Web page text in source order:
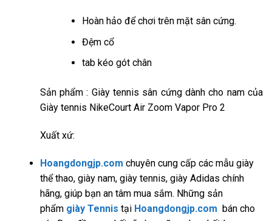
Hoàn hảo để chơi trên mặt sân cứng.
Đệm cổ
tab kéo gót chân
Sản phẩm : Giày tennis sân cứng dành cho nam của
Giày tennis NikeCourt Air Zoom Vapor Pro 2
Xuất xứ:
Hoangdongjp.com chuyên cung cấp các mẫu giày
thể thao, giày nam, giày tennis, giày Adidas chính
hãng, giúp bạn an tâm mua sắm. Những sản
phẩm giày Tennis tại Hoangdongjp.com bán cho